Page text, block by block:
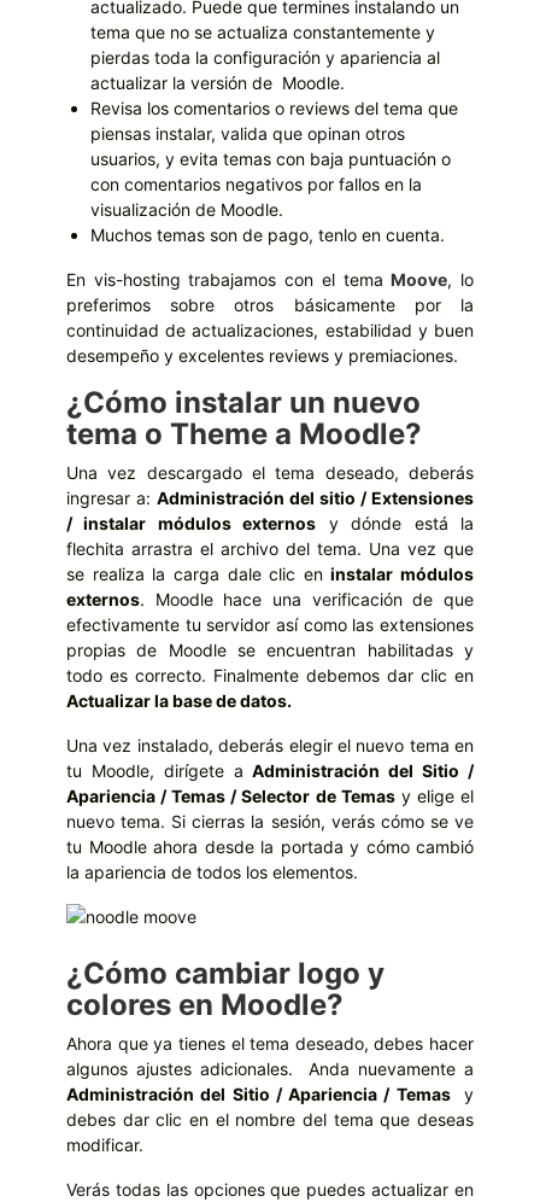
actualizado. Puede que termines instalando un
tema que no se actualiza constantemente y
pierdas toda la configuración y apariencia al
actualizar la versión de Moodle.
Revisa los comentarios o reviews del tema que
piensas instalar, valida que opinan otros
usuarios, y evita temas con baja puntuación o
con comentarios negativos por fallos en la
visualización de Moodle.
Muchos temas son de pago, tenlo en cuenta.
En vis-hosting trabajamos con el temaMoove, lo
preferimos sobre otros básicamente por la
continuidad de actualizaciones, estabilidad y buen
desempeño y excelentes reviews y premiaciones.
¿Cómo instalar un nuevo
tema o Theme a Moodle?
Una vez descargado el tema deseado, deberás
ingresar a: Administración del sitio / Extensiones
/ instalar módulos externos y dónde está la
flechita arrastra el archivo del tema. Una vez que
se realiza la carga dale clic eninstalar módulos
externos. Moodle hace una verificación de que
efectivamente tu servidor así como las extensiones
propias de Moodle se encuentran habilitadas y
todo es correcto. Finalmente debemos dar clic en
Actualizar la base de datos.
Una vez instalado, deberás elegir el nuevo tema en
tu Moodle, dirígete aAdministración del Sitio /
Apariencia / Temas / Selector de Temasy elige el
nuevo tema. Si cierras la sesión, verás cómo se ve
tu Moodle ahora desde la portada y cómo cambió
la apariencia de todos los elementos.
¿Cómo cambiar logo y
colores en Moodle?
Ahora que ya tienes el tema deseado, debes hacer
algunos ajustes adicionales. Anda nuevamente a
Administración del Sitio / Apariencia / Temas
y
debes dar clic en el nombre del tema que deseas
modificar.
Verás todas las opciones que puedes actualizar en